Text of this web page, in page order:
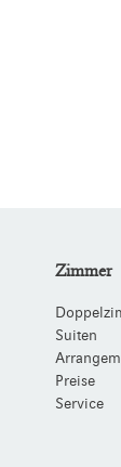
Zimmer
Suiten
Preise
Service